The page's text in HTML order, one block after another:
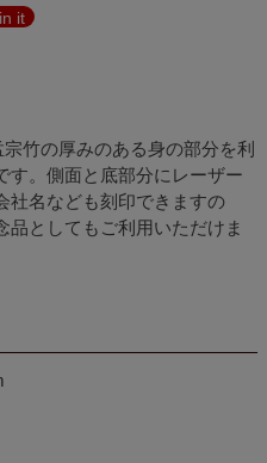
it
竹の厚みのある身の部分を利
す。側面と底部分にレーザー
社名なども刻印できますの
品としてもご利用いただけま